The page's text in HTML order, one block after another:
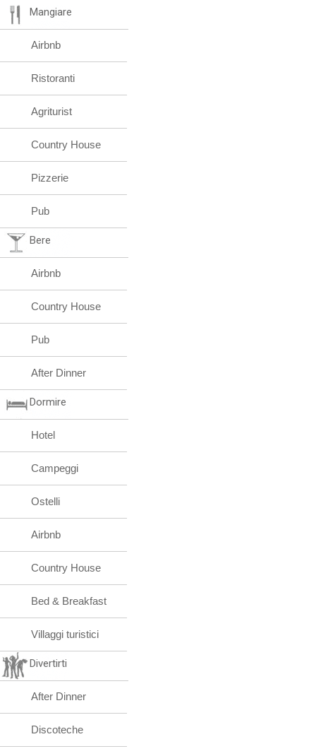
Mangiare
Airbnb
Ristoranti
Agriturist
Country House
Pizzerie
Pub
Bere
Airbnb
Country House
Pub
After Dinner
Dormire
Hotel
Campeggi
Ostelli
Airbnb
Country House
Bed & Breakfast
Villaggi turistici
Divertirti
After Dinner
Discoteche